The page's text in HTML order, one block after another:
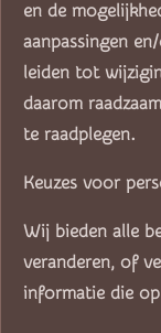
en de
aanpassingen
leiden tot
daarom
te raadplegen.
Keuzes voor
Wij bieden alle
veranderen, of
informatie die